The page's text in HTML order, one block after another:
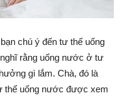
chú ý đến tư thế uống
rằng uống nước ở tư
gì lắm. Chà, đó là
thế uống nước được xem